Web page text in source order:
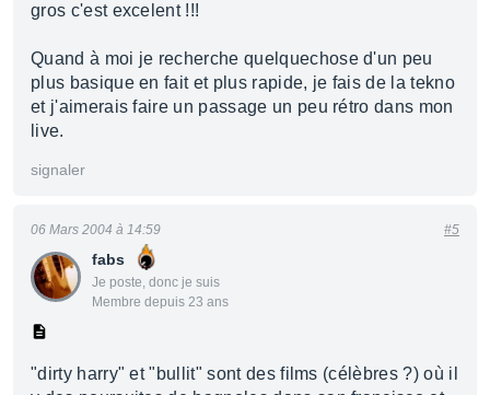
gros c'est excelent !!!
Quand à moi je recherche quelquechose d'un peu
plus basique en fait et plus rapide, je fais de la tekno
et j'aimerais faire un passage un peu rétro dans mon
live.
signaler
fabs
Je poste, donc je suis
Membre depuis 23 ans
06 Mars 2004 à 14:59 #5
"dirty harry" et "bullit" sont des films (célèbres ?) où il